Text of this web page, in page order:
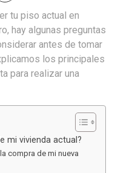
tu piso actual en
hay algunas preguntas
antes de tomar
los principales
para realizar una
mi vivienda actual?
compra de mi nueva